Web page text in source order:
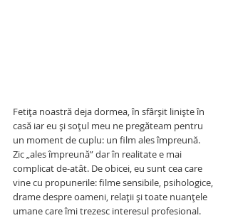
Fetița noastră deja dormea, în sfârșit liniște în
casă iar eu și soțul meu ne pregăteam pentru
un moment de cuplu: un film ales împreună.
Zic „ales împreună” dar în realitate e mai
complicat de-atât. De obicei, eu sunt cea care
vine cu propunerile: filme sensibile, psihologice,
drame despre oameni, relații și toate nuanțele
umane care îmi trezesc interesul profesional.